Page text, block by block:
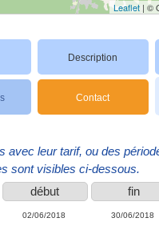
Leaflet | ©
Description
Contact
avec leur tarif, ou des
sont visibles ci-dessous.
début fin
02/06/2018 30/06/2018